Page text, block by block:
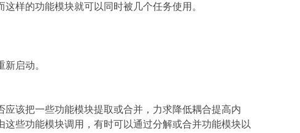
样的功能模块就可以同时被几个任务使用。
启动。
该把一些功能模块提取或合并，力求降低耦合提高内
些功能模块调用，有时可以通过分解或合并功能模块以